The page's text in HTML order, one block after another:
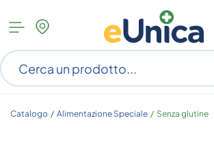
Apri
menu
categorie
Catalogo / Alimentazione Speciale / Senza glutine